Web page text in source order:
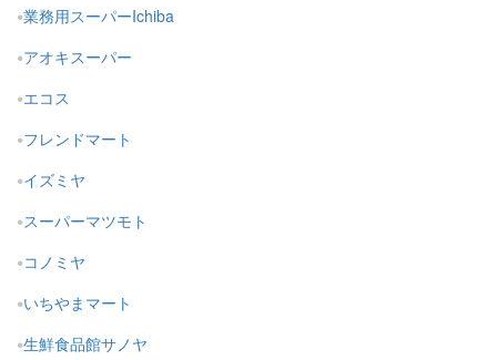
業務用スーパーIchiba
アオキスーパー
エコス
フレンドマート
イズミヤ
スーパーマツモト
コノミヤ
いちやまマート
生鮮食品館サノヤ